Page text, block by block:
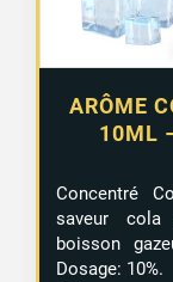
ARÔME
10ML
Concentré
saveur
boisson
Dosage: 10%.